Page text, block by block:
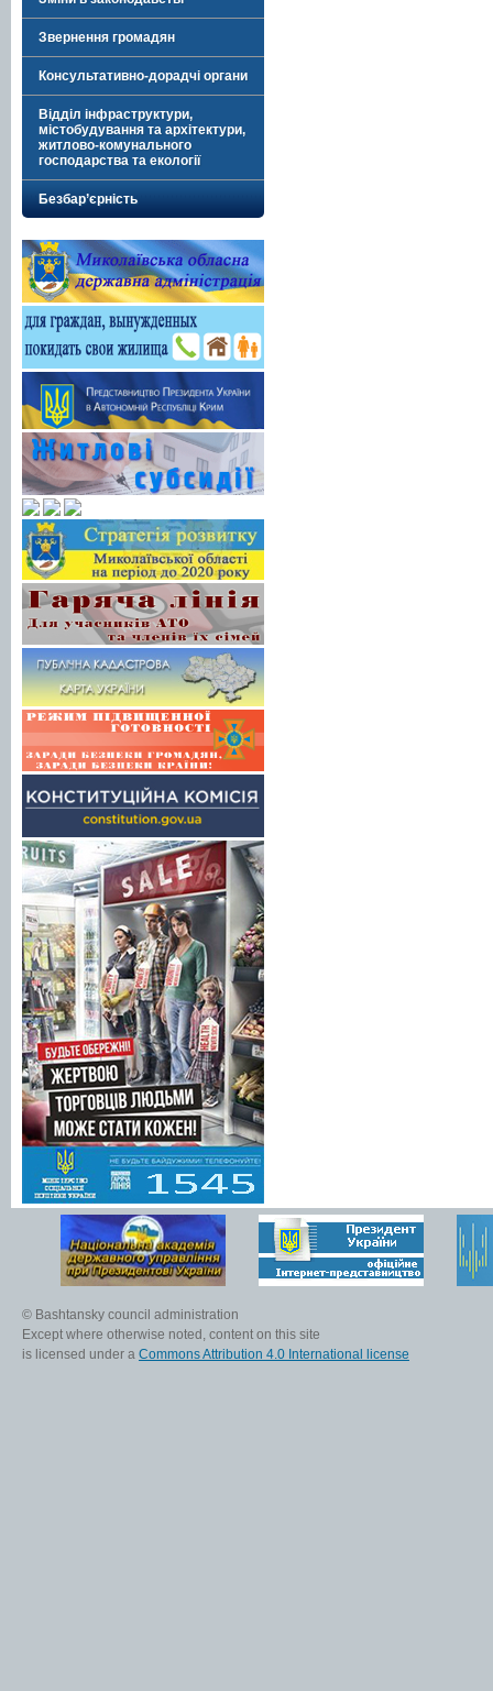
Звернення громадян
Консультативно-дорадчі органи
Відділ інфраструктури,
містобудування та архітектури,
житлово-комунального
господарства та екології
Безбар’єрність
© Bashtansky council administration
Except where otherwise noted, content on this site
is licensed under a Commons Attribution 4.0 International license